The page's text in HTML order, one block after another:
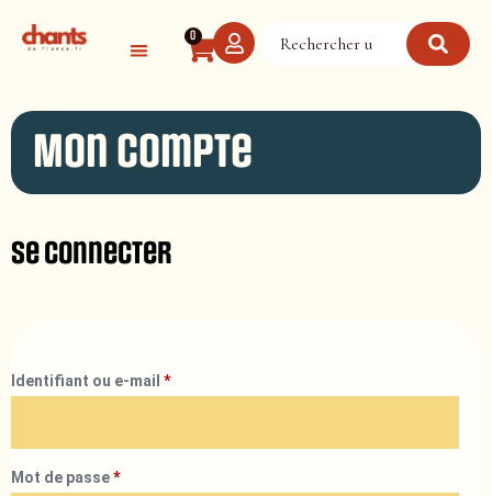
0
Mon compte
Se connecter
Identifiant ou e-mail *
Mot de passe*